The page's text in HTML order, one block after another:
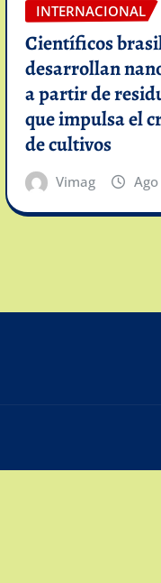
INTERNACIONAL
Científicos
desarrollan
a partir de
que impulsa el
de cultivos
Vimag